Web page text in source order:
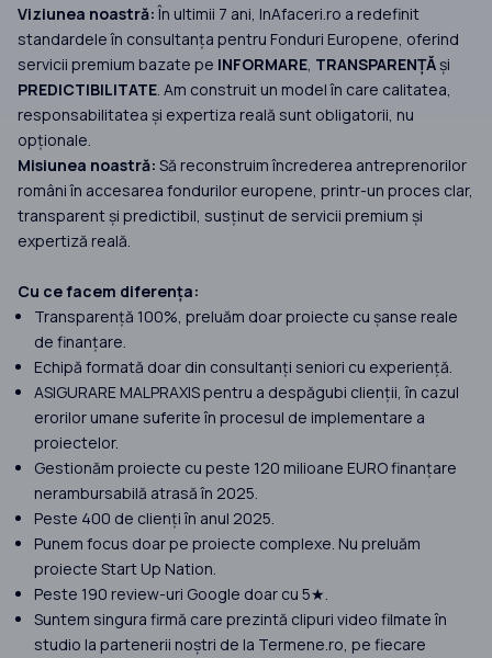
Viziunea noastră:În ultimii 7 ani, InAfaceri.ro a redefinit
standardele în consultanța pentru Fonduri Europene, oferind
servicii premium bazate pe INFORMARE, TRANSPARENȚĂși
PREDICTIBILITATE. Am construit un model în care calitatea,
responsabilitatea și expertiza reală sunt obligatorii, nu
opționale.
Misiunea noastră: Să reconstruim încrederea antreprenorilor
români în accesarea fondurilor europene, printr-un proces clar,
transparent și predictibil, susținut de servicii premium și
expertiză reală.
Cu ce facem diferența:
Transparență 100%, preluăm doar proiecte cu șanse reale
de finanțare.
Echipă formată doar din consultanți seniori cu experiență.
ASIGURARE MALPRAXIS pentru a despăgubi clienții, în cazul
erorilor umane suferite în procesul de implementare a
proiectelor.
Gestionăm proiecte cu peste 120 milioane EURO finanțare
nerambursabilă atrasă în 2025.
Peste 400 de clienți în anul 2025.
Punem focus doar pe proiecte complexe. Nu preluăm
proiecte Start Up Nation.
Peste 190 review-uri Google doar cu 5★.
Suntem singura firmă care prezintă clipuri video filmate în
studio la partenerii noștri de la Termene.ro, pe fiecare